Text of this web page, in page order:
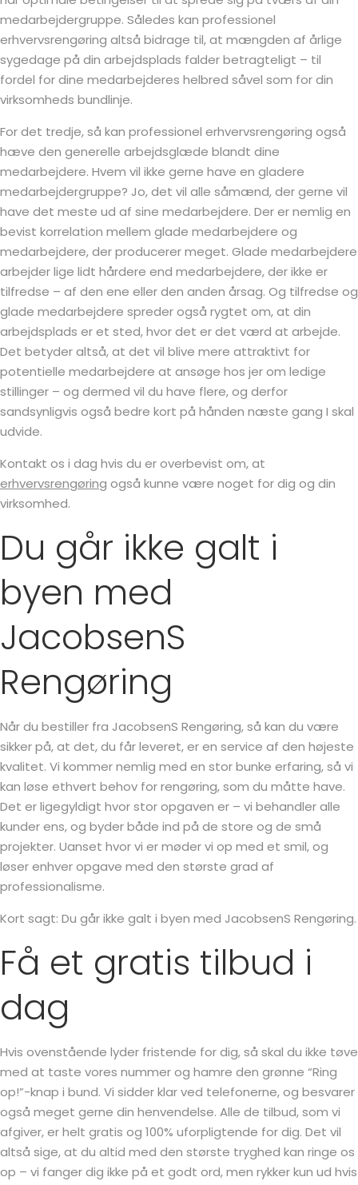
medarbejdergruppe. Således kan professionel
erhvervsrengøring altså bidrage til, at mængden af årlige
sygedage på din arbejdsplads falder betragteligt – til
fordel for dine medarbejderes helbred såvel som for din
virksomheds bundlinje.
For det tredje, så kan professionel erhvervsrengøring også
hæve den generelle arbejdsglæde blandt dine
medarbejdere. Hvem vil ikke gerne have en gladere
medarbejdergruppe? Jo, det vil alle såmænd, der gerne vil
have det meste ud af sine medarbejdere. Der er nemlig en
bevist korrelation mellem glade medarbejdere og
medarbejdere, der producerer meget. Glade medarbejdere
arbejder lige lidt hårdere end medarbejdere, der ikke er
tilfredse – af den ene eller den anden årsag. Og tilfredse og
glade medarbejdere spreder også rygtet om, at din
arbejdsplads er et sted, hvor det er det værd at arbejde.
Det betyder altså, at det vil blive mere attraktivt for
potentielle medarbejdere at ansøge hos jer om ledige
stillinger – og dermed vil du have flere, og derfor
sandsynligvis også bedre kort på hånden næste gang I skal
udvide.
Kontakt os i dag hvis du er overbevist om, at
erhvervsrengøring også kunne være noget for dig og din
virksomhed.
Du går ikke galt i
byen med
JacobsenS
Rengøring
Når du bestiller fra JacobsenS Rengøring, så kan du være
sikker på, at det, du får leveret, er en service af den højeste
kvalitet. Vi kommer nemlig med en stor bunke erfaring, så vi
kan løse ethvert behov for rengøring, som du måtte have.
Det er ligegyldigt hvor stor opgaven er – vi behandler alle
kunder ens, og byder både ind på de store og de små
projekter. Uanset hvor vi er møder vi op med et smil, og
løser enhver opgave med den største grad af
professionalisme.
Kort sagt: Du går ikke galt i byen med JacobsenS Rengøring.
Få et gratis tilbud i
dag
Hvis ovenstående lyder fristende for dig, så skal du ikke tøve
med at taste vores nummer og hamre den grønne “Ring
op!”-knap i bund. Vi sidder klar ved telefonerne, og besvarer
også meget gerne din henvendelse. Alle de tilbud, som vi
afgiver, er helt gratis og 100% uforpligtende for dig. Det vil
altså sige, at du altid med den største tryghed kan ringe os
op – vi fanger dig ikke på et godt ord, men rykker kun ud hvis